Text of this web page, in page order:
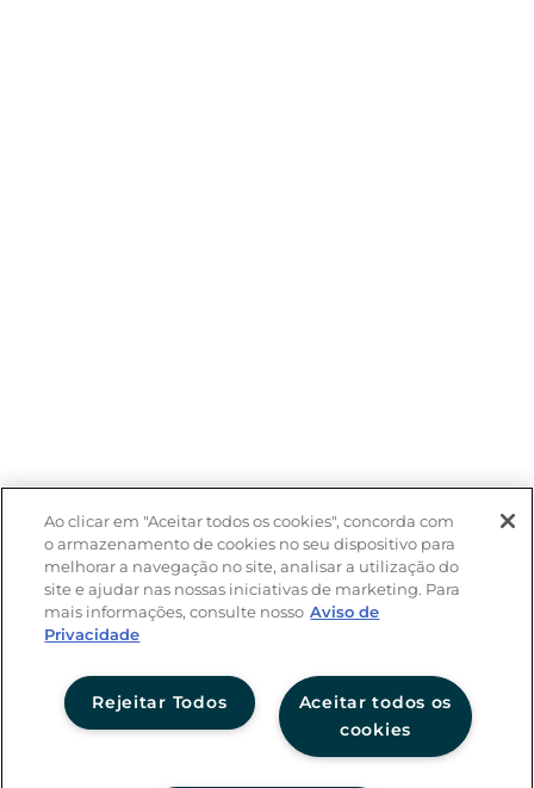
Ao clicar em "Aceitar todos os cookies", concorda com
o armazenamento de cookies no seu dispositivo para
melhorar a navegação no site, analisar a utilização do
site e ajudar nas nossas iniciativas de marketing. Para
mais informações, consulte nosso Aviso de
Privacidade
Aceitar todos os
cookies
Rejeitar Todos